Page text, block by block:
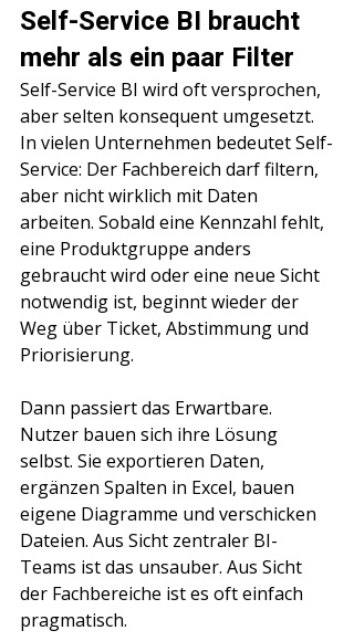
Self-Service BI braucht
mehr als ein paar Filter
Self-Service BI wird oft versprochen,
aber selten konsequent umgesetzt.
In vielen Unternehmen bedeutet Self-
Service: Der Fachbereich darf filtern,
aber nicht wirklich mit Daten
arbeiten. Sobald eine Kennzahl fehlt,
eine Produktgruppe anders
gebraucht wird oder eine neue Sicht
notwendig ist, beginnt wieder der
Weg über Ticket, Abstimmung und
Priorisierung.
Dann passiert das Erwartbare.
Nutzer bauen sich ihre Lösung
selbst. Sie exportieren Daten,
ergänzen Spalten in Excel, bauen
eigene Diagramme und verschicken
Dateien. Aus Sicht zentraler BI-
Teams ist das unsauber. Aus Sicht
der Fachbereiche ist es oft einfach
pragmatisch.